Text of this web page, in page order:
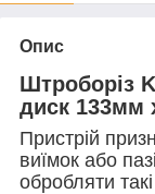
Опис
Штроборіз
диск 133мм
Пристрій
виїмок або
обробляти